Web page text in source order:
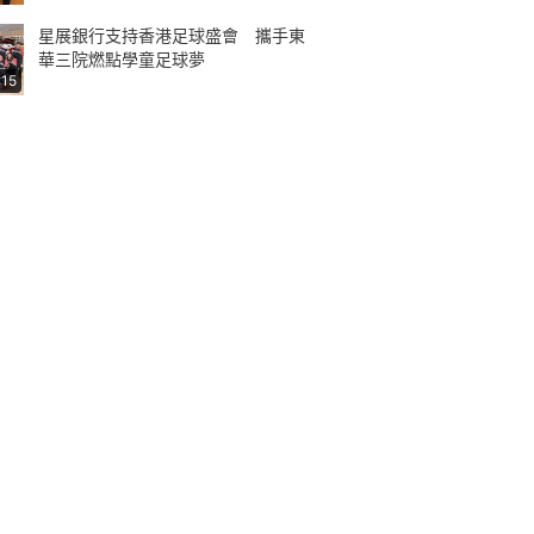
星展銀行支持香港足球盛會 攜手東
華三院燃點學童足球夢